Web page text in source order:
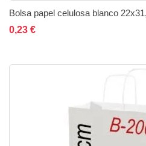
Bolsa papel celulosa blanco
0,23 €